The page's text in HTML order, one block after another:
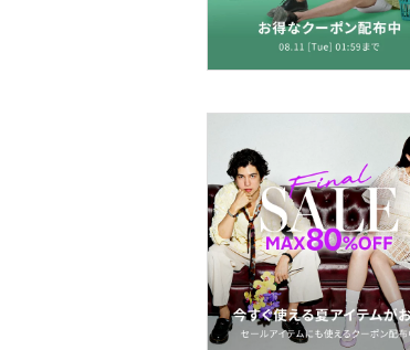
インテリア・生活雑貨
スポーツ・アウトドア用
品
文房具
ペット用品